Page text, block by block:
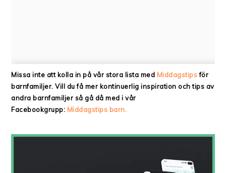
Missa inte att kolla in på vår stora lista med Middagstipsför
barnfamiljer. Vill du få mer kontinuerlig inspiration och tips av
andra barnfamiljer så gå då med i vår
Facebookgrupp: Middagstips barn.